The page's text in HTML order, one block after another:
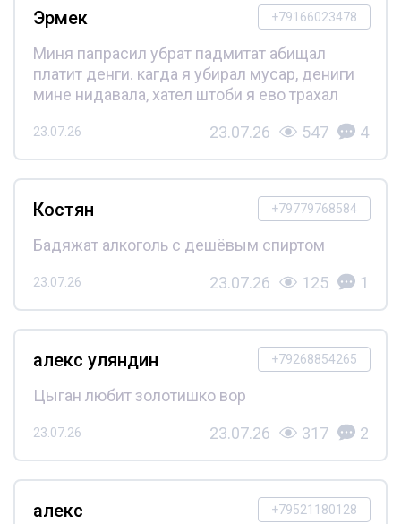
+79166023478
Эрмек
Миня папрасил убрат падмитат абищал
платит денги. кагда я убирал мусар, дениги
мине нидавала, хател штоби я ево трахал
23.07.26 23.07.26 547 4
+79779768584
Костян
Бадяжат алкоголь с дешёвым спиртом
23.07.26 23.07.26 125 1
+79268854265
алекс уляндин
Цыган любит золотишко вор
23.07.26 23.07.26 317 2
+79521180128
алекс